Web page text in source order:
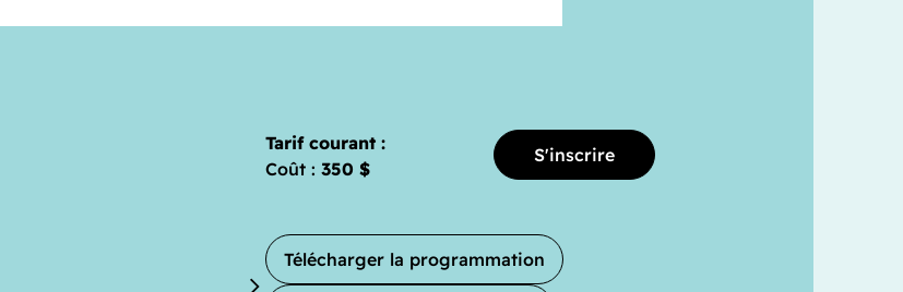
Tarif courant :
Coût : 350 $
S'inscrire
Télécharger la programmation